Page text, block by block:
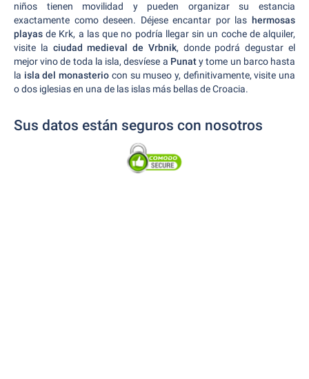
niños tienen movilidad y pueden organizar su estancia
exactamente como deseen. Déjese encantar por las hermosas
playas de Krk, a las que no podría llegar sin un coche de alquiler,
visite la ciudad medieval de Vrbnik, donde podrá degustar el
mejor vino de toda la isla, desvíese a Punaty tome un barco hasta
la isla del monasterio con su museo y, definitivamente, visite una
o dos iglesias en una de las islas más bellas de Croacia.
Sus datos están seguros con nosotros